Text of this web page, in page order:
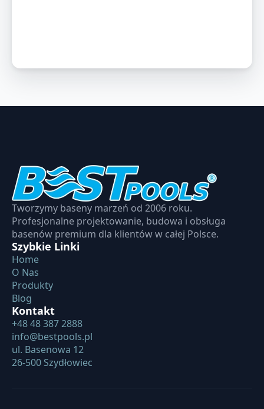
Tworzymy baseny marzeń od 2006 roku.
Profesjonalne projektowanie, budowa i obsługa
basenów premium dla klientów w całej Polsce.
Szybkie Linki
Home
O Nas
Produkty
Blog
Kontakt
+48 48 387 2888
info@bestpools.pl
ul. Basenowa 12
26-500 Szydłowiec